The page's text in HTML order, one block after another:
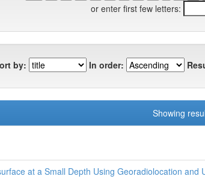
or enter first few letters:
by: In order:
Showing
at a Small Depth Using Georadiolocation and